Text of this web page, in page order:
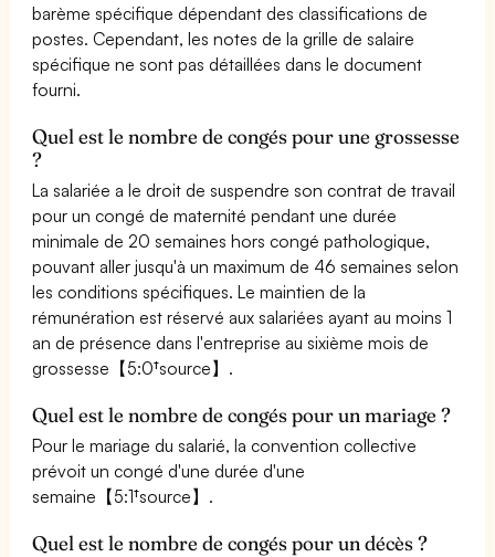
barème spécifique dépendant des classifications de
postes. Cependant, les notes de la grille de salaire
spécifique ne sont pas détaillées dans le document
fourni.
Quel est le nombre de congés pour une grossesse
?
La salariée a le droit de suspendre son contrat de travail
pour un congé de maternité pendant une durée
minimale de 20 semaines hors congé pathologique,
pouvant aller jusqu'à un maximum de 46 semaines selon
les conditions spécifiques. Le maintien de la
rémunération est réservé aux salariées ayant au moins 1
an de présence dans l'entreprise au sixième mois de
grossesse【5:0†source】.
Quel est le nombre de congés pour un mariage ?
Pour le mariage du salarié, la convention collective
prévoit un congé d'une durée d'une
semaine【5:1†source】.
Quel est le nombre de congés pour un décès ?